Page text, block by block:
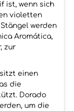
ist, wenn sich
violetten
werden
Aromática,
zur
einen
die
Dorado
um die